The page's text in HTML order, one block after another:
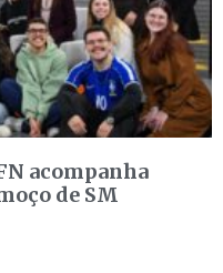
acompanha
de SM